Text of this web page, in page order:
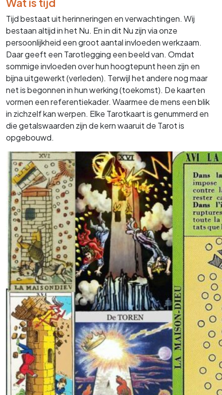
Tijd bestaat uit herinneringen en verwachtingen. Wij
bestaan altijd in het Nu. En in dit Nu zijn via onze
persoonlijkheid een groot aantal invloeden werkzaam.
Daar geeft een Tarotlegging een beeld van. Omdat
sommige invloeden over hun hoogtepunt heen zijn en
bijna uitgewerkt (verleden). Terwijl het andere nog maar
net is begonnen in hun werking (toekomst). De kaarten
vormen een referentiekader. Waarmee de mens een blik
in zichzelf kan werpen. Elke Tarotkaart is genummerd en
die getalswaarden zijn de kern waaruit de Tarot is
opgebouwd.